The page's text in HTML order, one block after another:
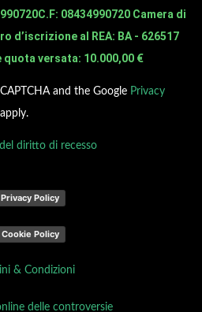
C.F: 08434990720 Camera di
d’iscrizione al REA: BA - 626517
versata: 10.000,00 €
and the Google Privacy
apply.
diritto di recesso
Privacy Policy
Cookie Policy
& Condizioni
delle controversie